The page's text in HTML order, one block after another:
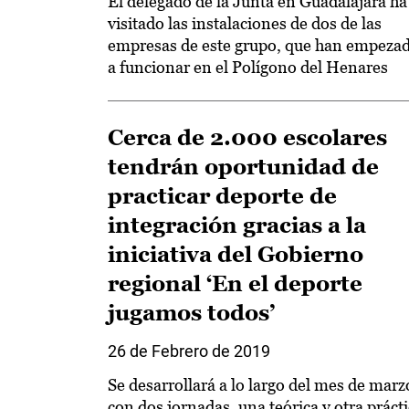
visitado las instalaciones de dos de las
empresas de este grupo, que han
a funcionar en el Polígono del Henares
Cerca de 2.000 escolares
tendrán oportunidad de
practicar deporte de
integración gracias a la
iniciativa del Gobierno
regional ‘En el deporte
jugamos todos’
26 de Febrero de 2019
Se desarrollará a lo largo del mes de